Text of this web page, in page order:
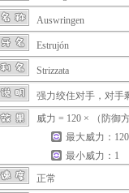
Auswringen
Estrujón
Strizzata
强力绞住对手，对手
威力 = 120 × （防御
最大威力：120
最小威力：1
正常